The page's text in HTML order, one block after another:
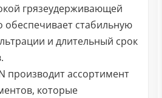
грязеудерживающей
обеспечивает стабильную
и длительный срок
производит ассортимент
которые